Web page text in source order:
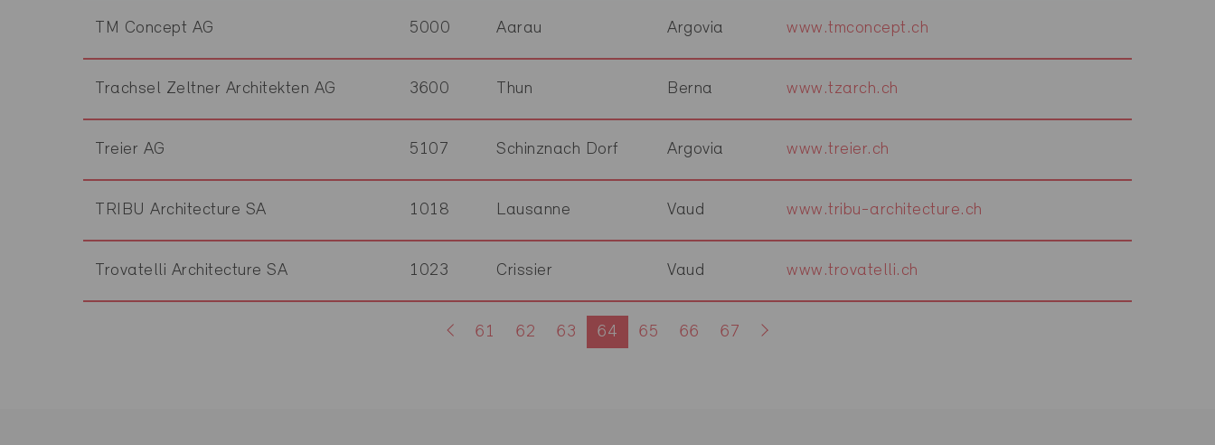
TM Concept AG 5000 Aarau Argovia www.tmconcept.ch
Trachsel Zeltner Architekten AG 3600 Thun Berna www.tzarch.ch
Treier AG 5107 Schinznach Dorf Argovia www.treier.ch
TRIBU Architecture SA 1018 Lausanne Vaud www.tribu-architecture.ch
Trovatelli Architecture SA 1023 Crissier Vaud www.trovatelli.ch
61 62 63 64 65 66 67